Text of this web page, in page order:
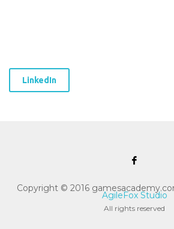
LinkedIn
Copyright © 2016
AgileFox Studio
All rights reserved